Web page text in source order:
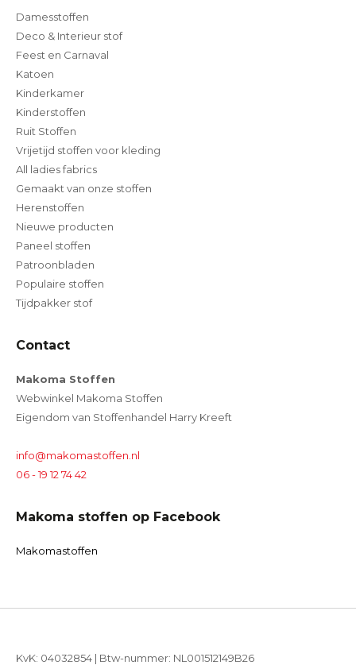
Damesstoffen
Deco & Interieur stof
Feest en Carnaval
Katoen
Kinderkamer
Kinderstoffen
Ruit Stoffen
Vrijetijd stoffen voor kleding
All ladies fabrics
Gemaakt van onze stoffen
Herenstoffen
Nieuwe producten
Paneel stoffen
Patroonbladen
Populaire stoffen
Tijdpakker stof
Contact
Makoma Stoffen
Webwinkel Makoma Stoffen
Eigendom van Stoffenhandel Harry Kreeft
info@makomastoffen.nl
06 - 19 12 74 42
Makoma stoffen op Facebook
Makomastoffen
KvK: 04032854 | Btw-nummer: NL001512149B26